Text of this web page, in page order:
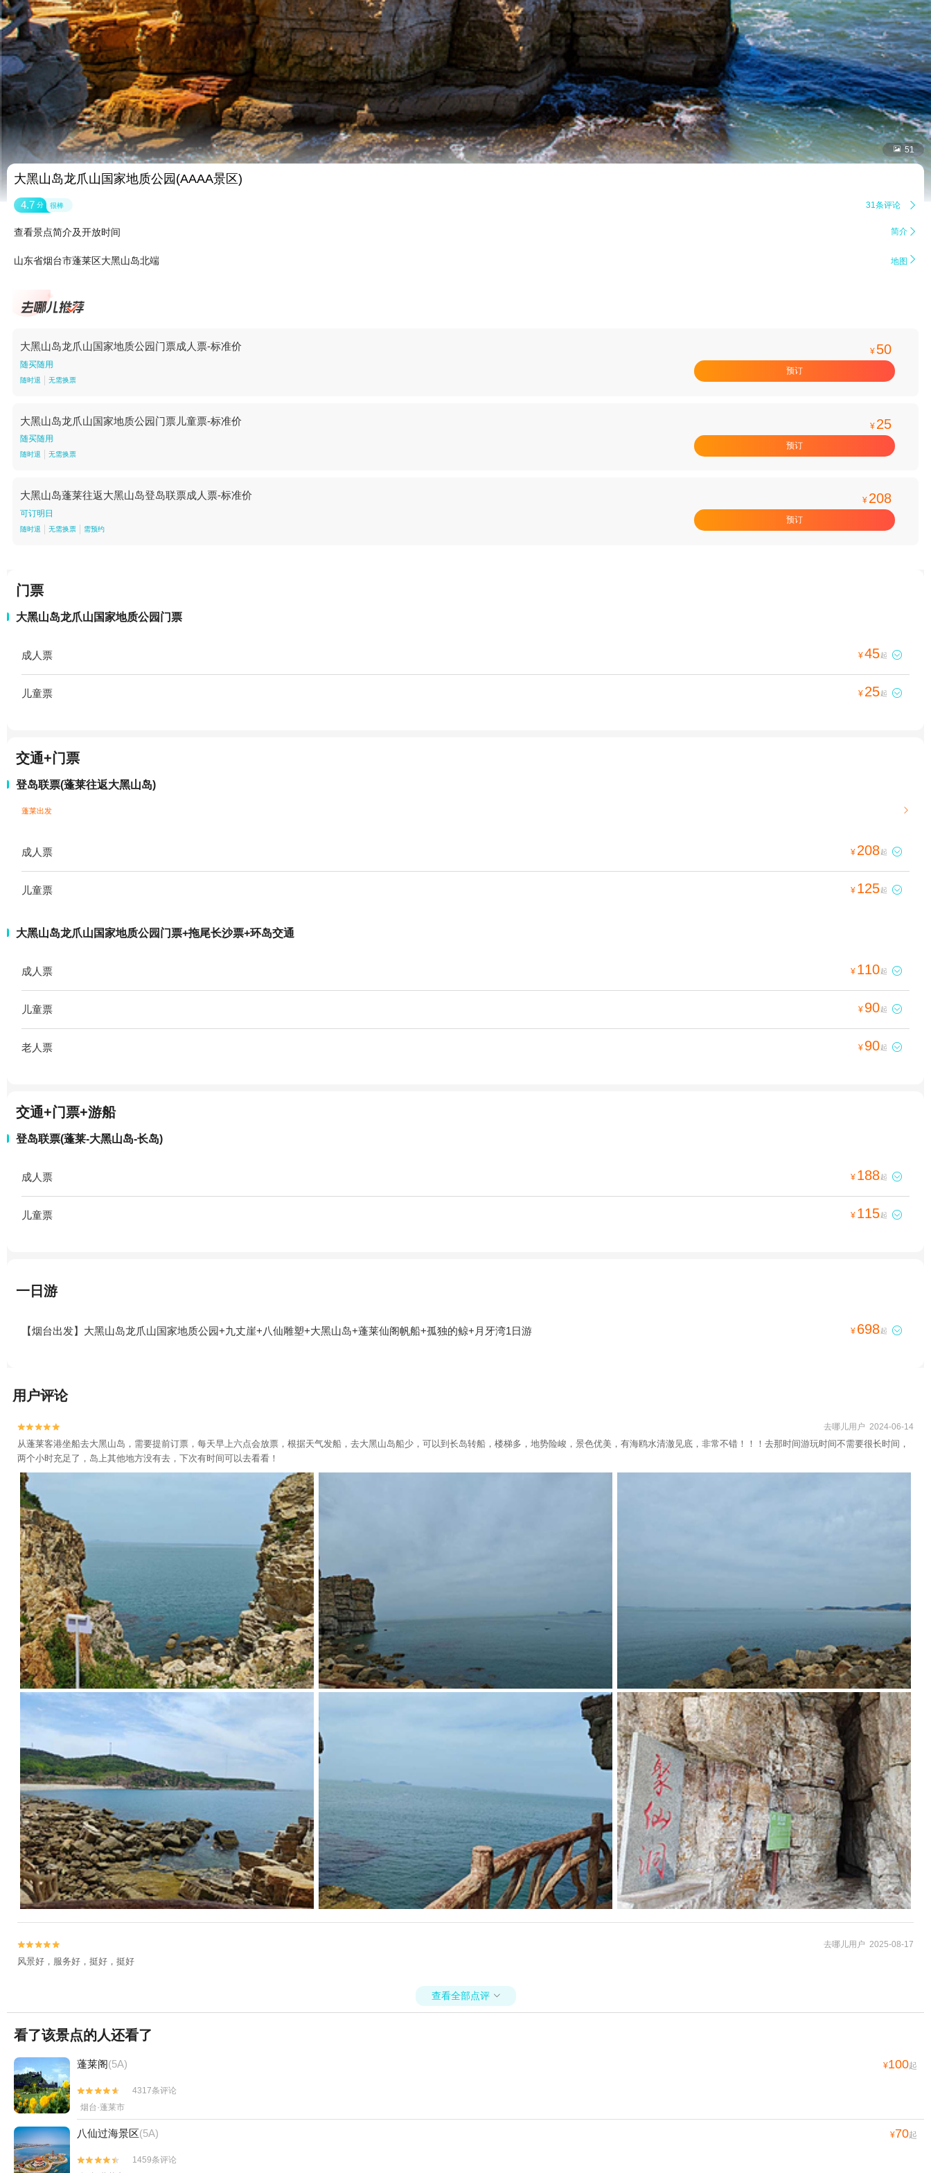
 51
大黑山岛龙爪山国家地质公园(AAAA景区)
4.7 分 很棒 31条评论 
查看景点简介及开放时间 简介 
山东省烟台市蓬莱区大黑山岛北端 地图 
大黑山岛龙爪山国家地质公园门票成人票-标准价
随买随用
随时退 无需换票
¥ 50
预订
大黑山岛龙爪山国家地质公园门票儿童票-标准价
随买随用
随时退 无需换票
¥ 25
预订
大黑山岛蓬莱往返大黑山岛登岛联票成人票-标准价
可订明日
随时退 无需换票 需预约
¥ 208
预订
门票
大黑山岛龙爪山国家地质公园门票
成人票 ¥45起 
儿童票 ¥ 25起 
交通+门票
登岛联票(蓬莱往返大黑山岛)
蓬莱出发 
成人票 ¥ 208起 
儿童票 ¥ 125起 
大黑山岛龙爪山国家地质公园门票+拖尾长沙票+环岛交通
成人票 ¥ 110起 
儿童票 ¥ 90起 
老人票 ¥ 90起 
交通+门票+游船
登岛联票(蓬莱-大黑山岛-长岛)
成人票 ¥ 188起 
儿童票 ¥ 115起 
一日游
【烟台出发】大黑山岛龙爪山国家地质公园+九丈崖+八仙雕塑+大黑山岛+蓬莱仙阁帆船+孤独的鲸+月牙湾1日游 ¥ 698起 
用户评论

 去哪儿用户 2024-06-14
从蓬莱客港坐船去大黑山岛，需要提前订票，每天早上六点会放票，根据天气发船，去大黑山岛船少，可以到长岛转船，楼梯多，地势险峻，景色优美，有海鸥水清澈见底，非常不错！！！去那时间游玩时间不需要很长时间，
两个小时充足了，岛上其他地方没有去，下次有时间可以去看看！

 去哪儿用户 2025-08-17
风景好，服务好，挺好，挺好
查看全部点评 
看了该景点的人还看了
蓬莱阁(5A) ¥100起


4317条评论
烟台·蓬莱市
八仙过海景区(5A) ¥70起


1459条评论